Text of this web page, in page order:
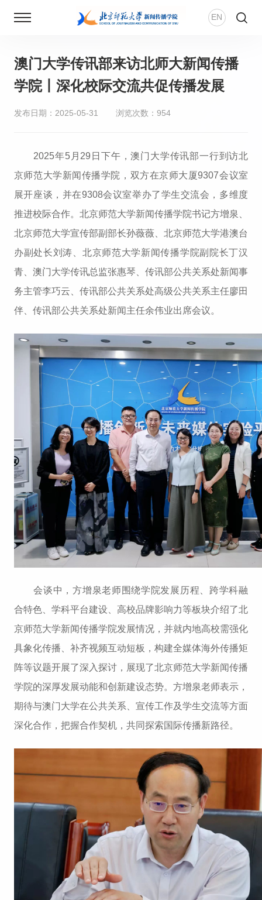
首页
新闻动态
新传风华
人才培养
招生就业
党团学工
EN
澳门大学传讯部来访北师大新闻传播
学院丨深化校际交流共促传播发展
发布日期：2025-05-31 浏览次数： 954
2025年5月29日下午，澳门大学传讯部一行到访北
京师范大学新闻传播学院，双方在京师大厦9307会议室
展开座谈，并在9308会议室举办了学生交流会，多维度
推进校际合作。北京师范大学新闻传播学院书记方增泉、
北京师范大学宣传部副部长孙薇薇、北京师范大学港澳台
办副处长刘涛、北京师范大学新闻传播学院副院长丁汉
青、澳门大学传讯总监张惠琴、传讯部公共关系处新闻事
务主管李巧云、传讯部公共关系处高级公共关系主任廖田
伴、传讯部公共关系处新闻主任余伟业出席会议。
会谈中，方增泉老师围绕学院发展历程、跨学科融
合特色、学科平台建设、高校品牌影响力等板块介绍了北
京师范大学新闻传播学院发展情况，并就内地高校需强化
具象化传播、补齐视频互动短板，构建全媒体海外传播矩
阵等议题开展了深入探讨，展现了北京师范大学新闻传播
学院的深厚发展动能和创新建设态势。方增泉老师表示，
期待与澳门大学在公共关系、宣传工作及学生交流等方面
深化合作，把握合作契机，共同探索国际传播新路径。